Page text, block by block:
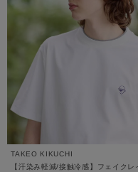
TAKEO KIKUCHI
【汗染み軽減/接触冷感】フェイクレ